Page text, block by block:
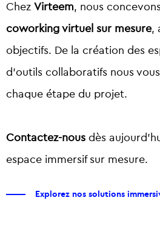
Chez Virteem, nous
coworking virtuel sur mesure,
objectifs. De la création des
d’outils collaboratifs nous
chaque étape du projet.
Contactez-nous dès
espace immersif sur mesure.
Explorez nos solutions